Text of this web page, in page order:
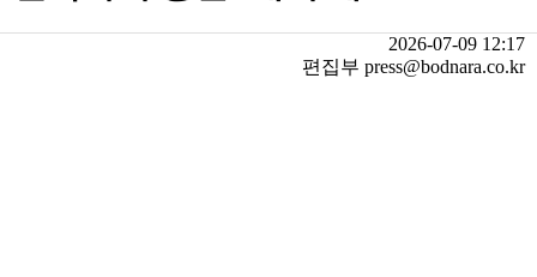
2026-07-09 12:17
편집부 press@bodnara.co.kr